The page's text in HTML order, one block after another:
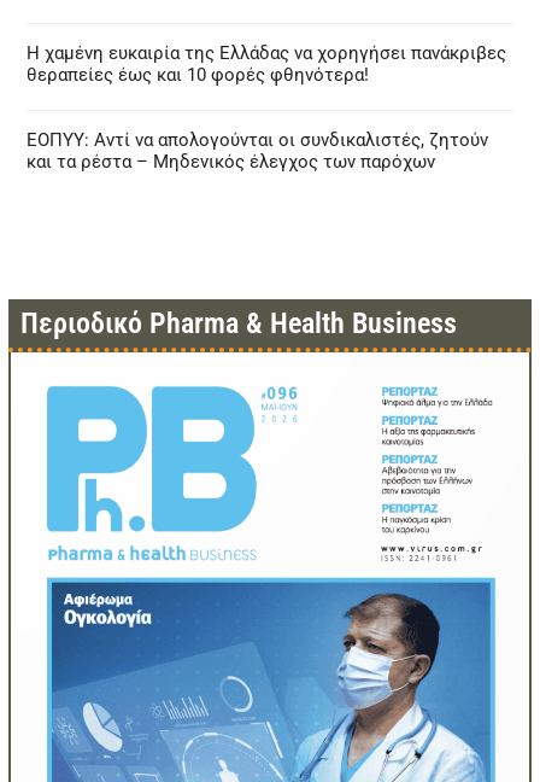
Η χαμένη ευκαιρία της Ελλάδας να χορηγήσει πανάκριβες
θεραπείες έως και 10 φορές φθηνότερα!
ΕΟΠΥΥ: Αντί να απολογούνται οι συνδικαλιστές, ζητούν
και τα ρέστα – Μηδενικός έλεγχος των παρόχων
Περιοδικό Pharma & Health Business